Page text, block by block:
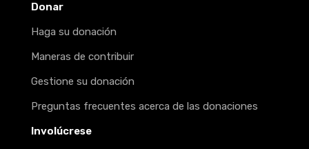
Donar
Haga su donación
Maneras de contribuir
Gestione su donación
Preguntas frecuentes acerca de las donaciones
Involúcrese